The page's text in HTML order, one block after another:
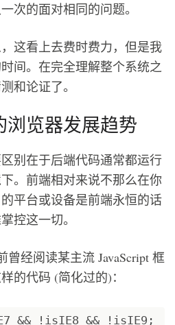
次的面对相同的问题。
这看上去费时费力，但是我
间。在完全理解整个系统之
和论证了。
浏览器发展趋势
别在于后端代码通常都运行
。前端相对来说不那么在你
平台或设备是前端永恒的话
控这一切。
曾经阅读某主流 JavaScript 框
的代码 (简化过的)：